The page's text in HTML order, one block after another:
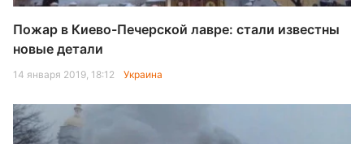
Пожар в Киево-Печерской лавре: стали известны
новые детали
14 января 2019, 18:12 Украина